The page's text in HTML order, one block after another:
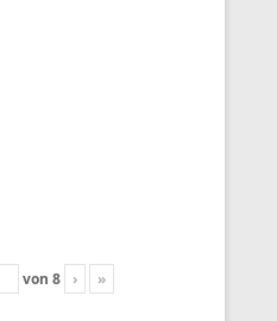
von 8 › »